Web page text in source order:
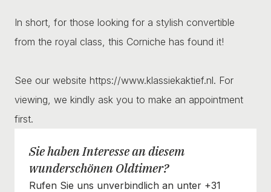
In short, for those looking for a stylish convertible
from the royal class, this Corniche has found it!
See our website https://www.klassiekaktief.nl. For
viewing, we kindly ask you to make an appointment
first.
Sie haben Interesse an diesem
wunderschönen Oldtimer?
Rufen Sie uns unverbindlich an unter +31